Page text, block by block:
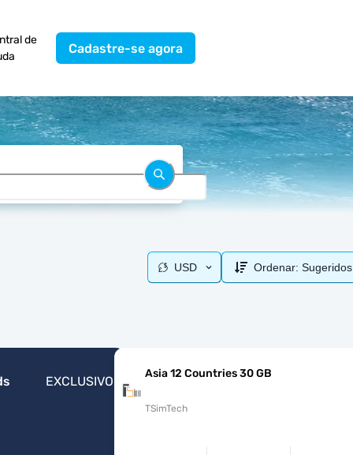
de
Cadastre-se agora
USD Ordenar: Sugeridos
EXCLUSIVO
Asia 12 Countries 30 GB
TSimTech